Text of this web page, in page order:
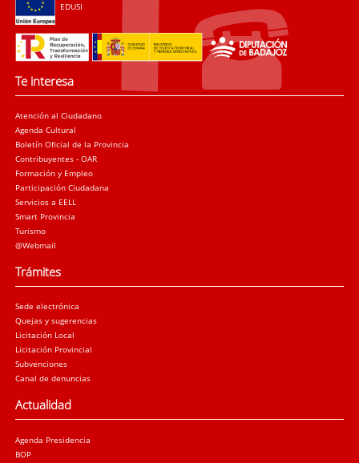
EDUSI
Te interesa
Atención al Ciudadano
Agenda Cultural
Boletín Oficial de la Provincia
Contribuyentes - OAR
Formación y Empleo
Participación Ciudadana
Servicios a EELL
Smart Provincia
Turismo
@Webmail
Trámites
Sede electrónica
Quejas y sugerencias
Licitación Local
Licitación Provincial
Subvenciones
Canal de denuncias
Actualidad
Agenda Presidencia
BOP